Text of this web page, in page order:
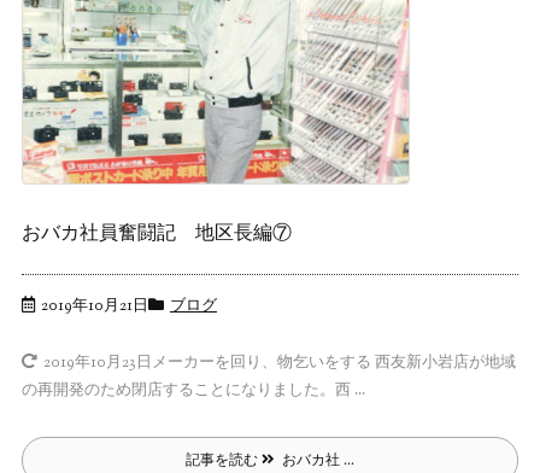
おバカ社員奮闘記 地区長編⑦
2019年10月21日 ブログ
2019年10月23日メーカーを回り、物乞いをする 西友新小岩店が地域
の再開発のため閉店することになりました。西 ...
記事を読む おバカ社 ...